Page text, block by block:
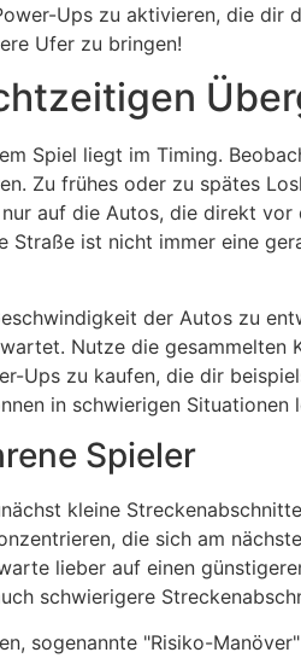
Ups zu aktivieren, die dir
Ufer zu bringen!
Spiel liegt im Timing.
Zu frühes oder zu spätes
auf die Autos, die direkt
Straße ist nicht immer eine
der Autos zu
Nutze die
Ups zu kaufen, die dir
in schwierigen
Spieler
kleine
die sich am
lieber auf einen
schwierigere
sogenannte "Risiko-